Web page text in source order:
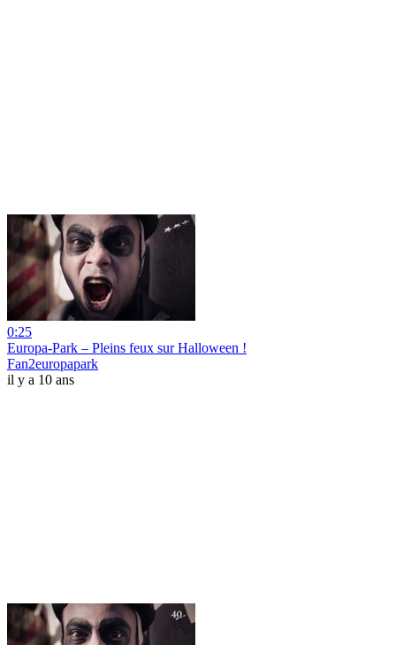
0:25
Europa-Park – Pleins feux sur Halloween !
Fan2europapark
il y a 10 ans